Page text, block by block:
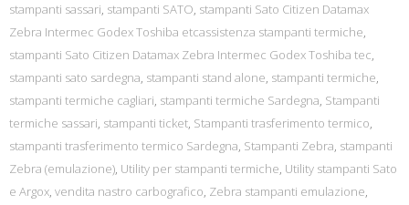
stampanti sassari, stampanti SATO, stampanti Sato Citizen Datamax
Zebra Intermec Godex Toshiba etcassistenza stampanti termiche,
stampanti Sato Citizen Datamax Zebra Intermec Godex Toshiba tec,
stampanti sato sardegna, stampanti stand alone, stampanti termiche,
stampanti termiche cagliari, stampanti termiche Sardegna, Stampanti
termiche sassari, stampanti ticket, Stampanti trasferimento termico,
stampanti trasferimento termico Sardegna, Stampanti Zebra, stampanti
Zebra (emulazione), Utility per stampanti termiche, Utility stampanti Sato
e Argox, vendita nastro carbografico, Zebra stampanti emulazione,